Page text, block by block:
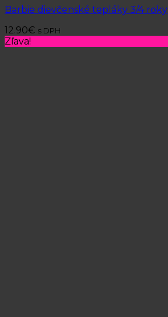
Barbie dievčenské tepláky 3/4 roky
12.90€ s DPH
Zľava!